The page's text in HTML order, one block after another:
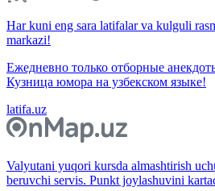
Har kuni eng sara latifalar va kulguli
markazi!
Ежедневно только отборные
Кузница юмора на узбекском языке!
latifa.uz
Valyutani yuqori kursda almashtirish
beruvchi servis. Punkt joylashuvini